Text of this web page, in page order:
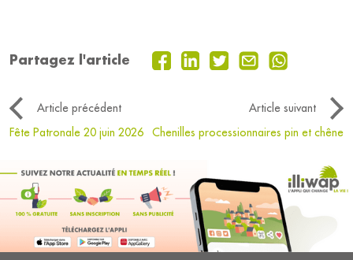
Partagez l'article
Article précédent
Article suivant
Fête Patronale 20 juin 2026
Chenilles processionnaires pin et chêne